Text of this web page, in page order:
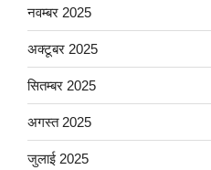
नवम्बर 2025
अक्टूबर 2025
सितम्बर 2025
अगस्त 2025
जुलाई 2025